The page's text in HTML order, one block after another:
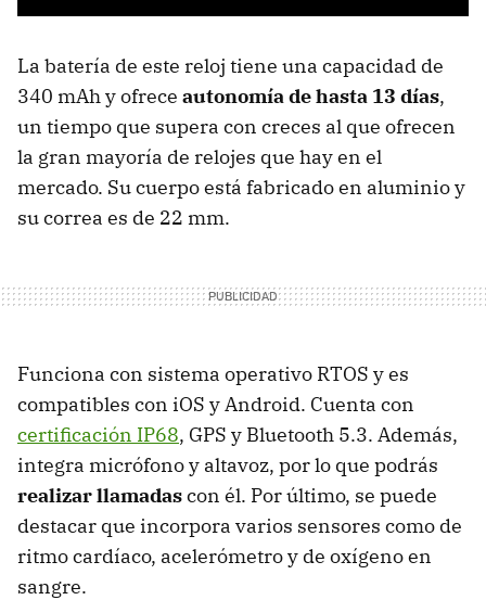
La batería de este reloj tiene una capacidad de
340 mAh y ofrece autonomía de hasta 13 días,
un tiempo que supera con creces al que ofrecen
la gran mayoría de relojes que hay en el
mercado. Su cuerpo está fabricado en aluminio y
su correa es de 22 mm.
Funciona con sistema operativo RTOS y es
compatibles con iOS y Android. Cuenta con
certificación IP68, GPS y Bluetooth 5.3. Además,
integra micrófono y altavoz, por lo que podrás
realizar llamadascon él. Por último, se puede
destacar que incorpora varios sensores como de
ritmo cardíaco, acelerómetro y de oxígeno en
sangre.